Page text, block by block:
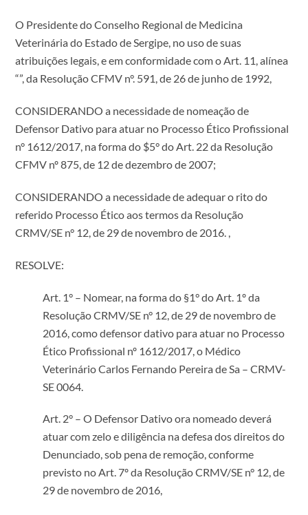
O Presidente do Conselho Regional de Medicina
Veterinária do Estado de Sergipe, no uso de suas
atribuições legais, e em conformidade com o Art. 11, alínea
“”, da Resolução CFMV n°. 591, de 26 de junho de 1992,
CONSIDERANDO a necessidade de nomeação de
Defensor Dativo para atuar no Processo Ético Profissional
n° 1612/2017, na forma do $5° do Art. 22 da Resolução
CFMV nº 875, de 12 de dezembro de 2007;
CONSIDERANDO a necessidade de adequar o rito do
referido Processo Ético aos termos da Resolução
CRMV/SE n° 12, de 29 de novembro de 2016. ,
RESOLVE:
Art. 1° – Nomear, na forma do §1° do Art. 1º da
Resolução CRMV/SE n° 12, de 29 de novembro de
2016, como defensor dativo para atuar no Processo
Ético Profissional nº 1612/2017, o Médico
Veterinário Carlos Fernando Pereira de Sa – CRMV-
SE 0064.
Art. 2° – O Defensor Dativo ora nomeado deverá
atuar com zelo e diligência na defesa dos direitos do
Denunciado, sob pena de remoção, conforme
previsto no Art. 7º da Resolução CRMV/SE n° 12, de
29 de novembro de 2016,